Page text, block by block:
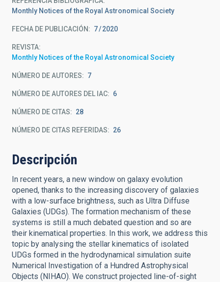
Monthly Notices of the Royal Astronomical Society
FECHA DE PUBLICACIÓN: 7 2020
REVISTA
Monthly Notices of the Royal Astronomical Society
NÚMERO DE AUTORES 7
NÚMERO DE AUTORES DEL IAC 6
NÚMERO DE CITAS 28
NÚMERO DE CITAS REFERIDAS 26
Descripción
In recent years, a new window on galaxy evolution
opened, thanks to the increasing discovery of galaxies
with a low-surface brightness, such as Ultra Diffuse
Galaxies (UDGs). The formation mechanism of these
systems is still a much debated question and so are
their kinematical properties. In this work, we address this
topic by analysing the stellar kinematics of isolated
UDGs formed in the hydrodynamical simulation suite
Numerical Investigation of a Hundred Astrophysical
Objects (NIHAO). We construct projected line-of-sight